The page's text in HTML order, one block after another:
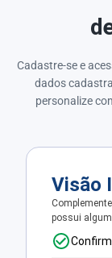
Cadastre-se e
dados
personalize
Visão
possui